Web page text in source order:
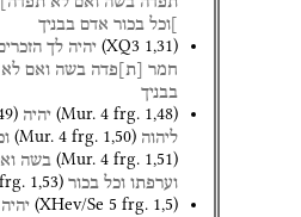
]וכל בכור אדם בבניך
(XQ3 1,31) יהיה לך
חמר
ת פדה בשה ואם לא
בבניך
(Mur. 4 frg. 1,48) יהיה )
ליהוה
(Mur. 4 frg. 1,50)
(Mur. 4 frg. 1,51) בשה
וערפתו וכל בכור frg. 1,53)
(XHev/Se 5 frg. 1,5) יהיה